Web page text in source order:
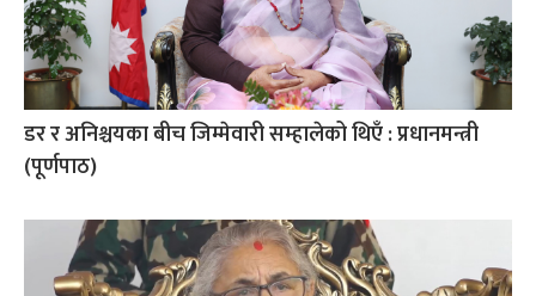
डर र अनिश्चयका बीच जिम्मेवारी सम्हालेको थिएँ : प्रधानमन्त्री
(पूर्णपाठ)